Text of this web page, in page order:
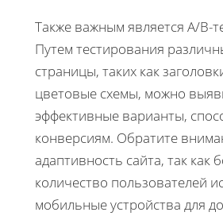
Также важным является A/B-
Путем тестирования
страницы, таких как
цветовые схемы, можно
эффективные варианты,
конверсиям. Обратите
адаптивность сайта, так как
количество пользователей
мобильные устройства для